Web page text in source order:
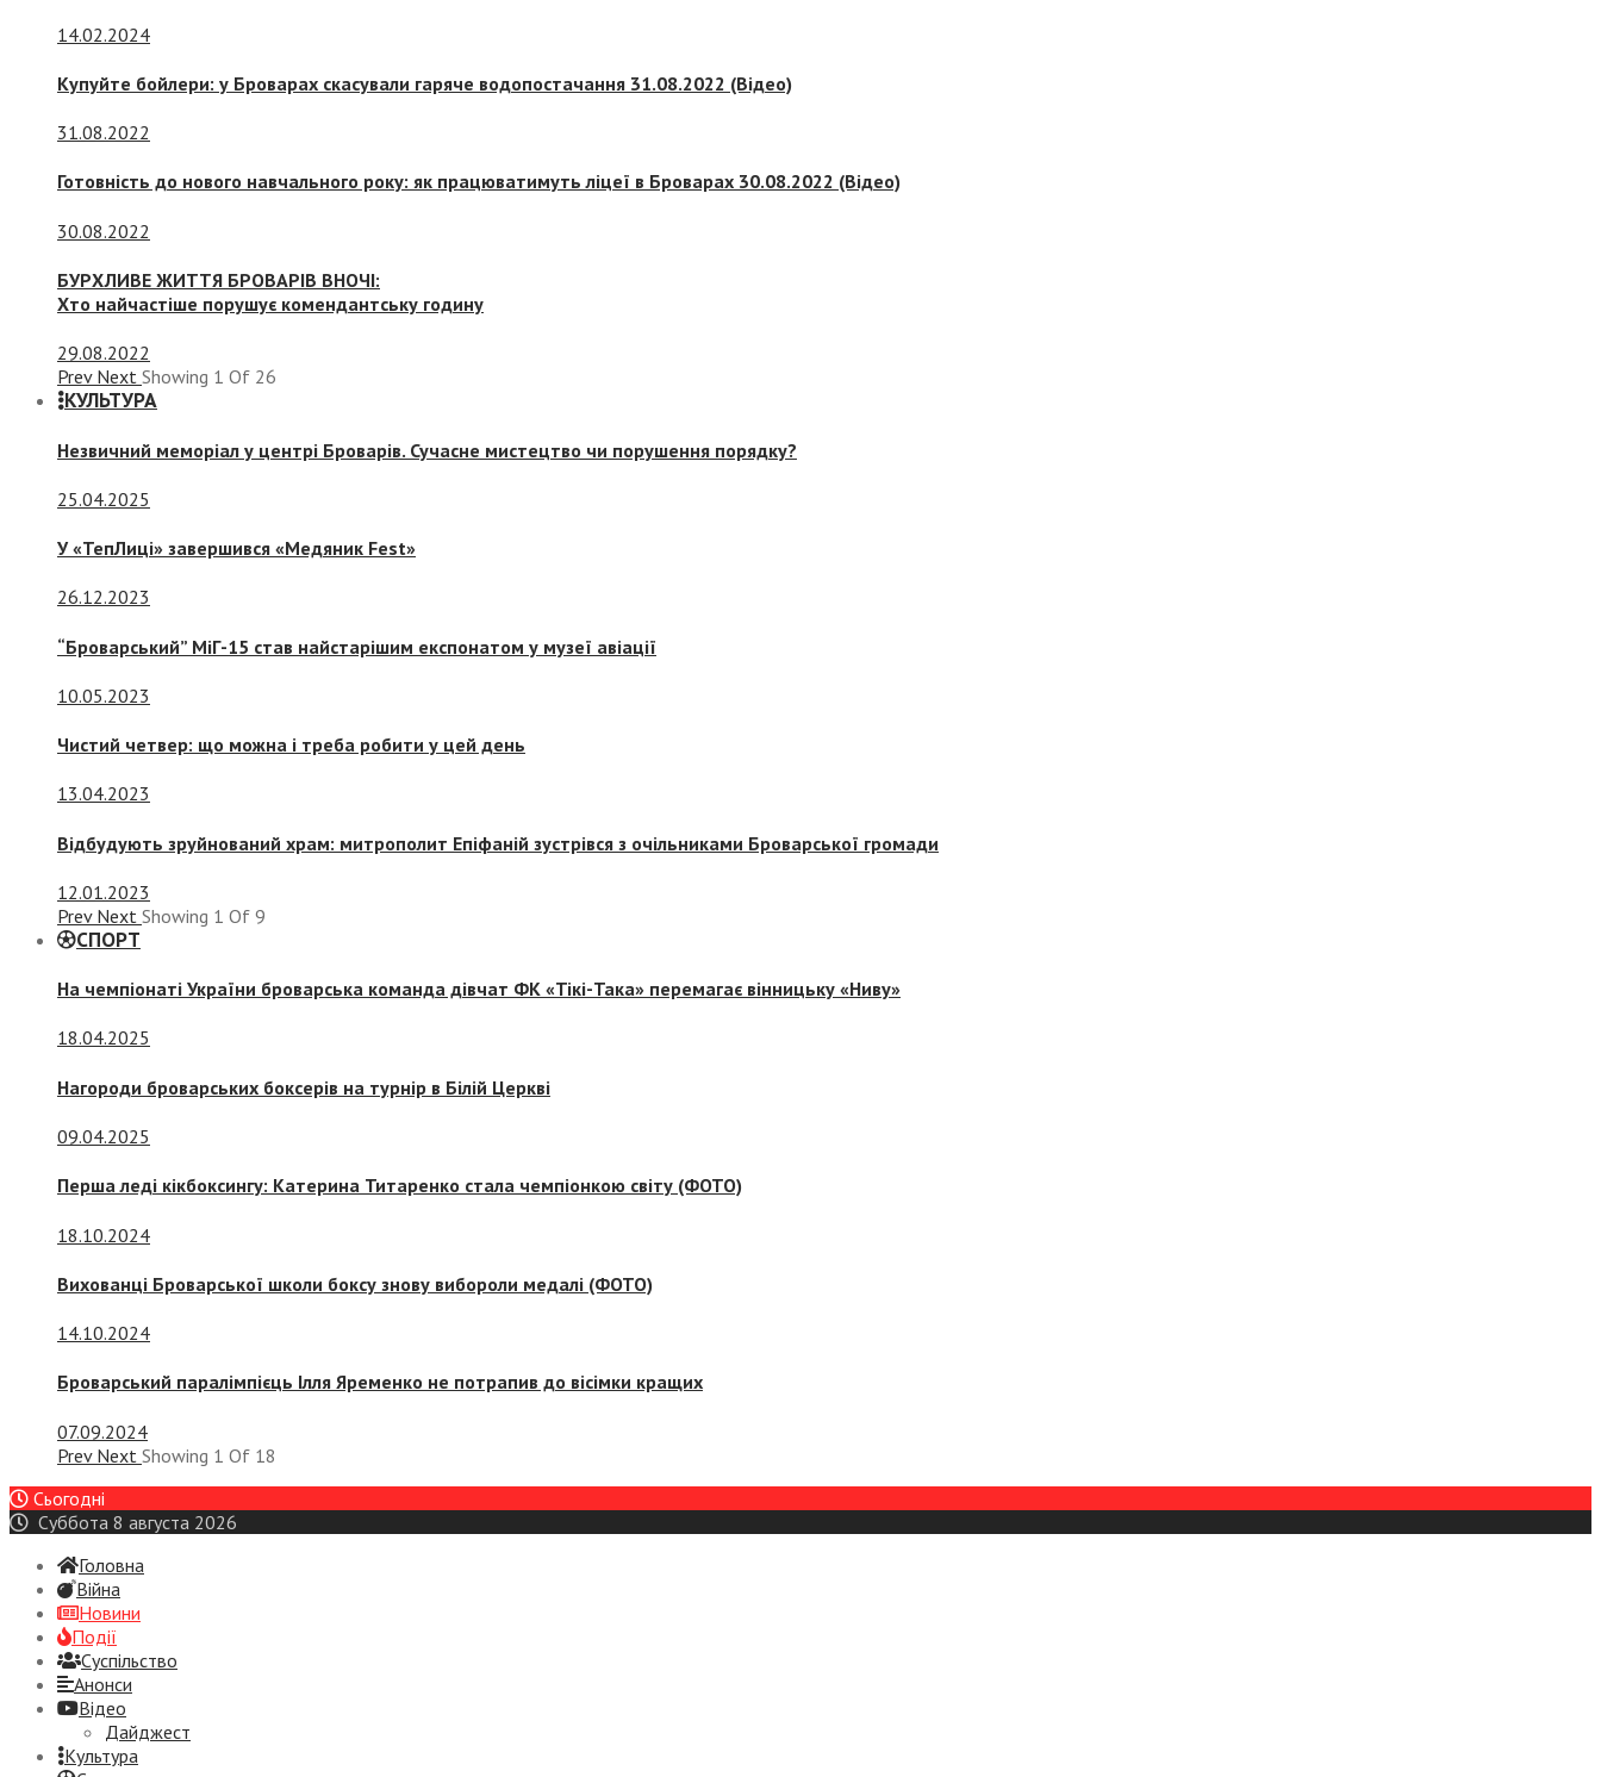
14.02.2024
Купуйте бойлери: у Броварах скасували гаряче водопостачання 31.08.2022 (Відео)
31.08.2022
Готовність до нового навчального року: як працюватимуть ліцеї в Броварах 30.08.2022 (Відео)
30.08.2022
БУРХЛИВЕ ЖИТТЯ БРОВАРІВ ВНОЧІ:
Хто найчастіше порушує комендантську годину
29.08.2022
Prev Next Showing 1 Of 26
КУЛЬТУРА
Незвичний меморіал у центрі Броварів. Сучасне мистецтво чи порушення порядку?
25.04.2025
У «ТепЛиці» завершився «Медяник Fest»
26.12.2023
“Броварський” МіГ-15 став найстарішим експонатом у музеї авіації
10.05.2023
Чистий четвер: що можна і треба робити у цей день
13.04.2023
Відбудують зруйнований храм: митрополит Епіфаній зустрівся з очільниками Броварської громади
12.01.2023
Prev Next Showing 1 Of 9
СПОРТ
На чемпіонаті України броварська команда дівчат ФК «Тікі-Така» перемагає вінницьку «Ниву»
18.04.2025
Нагороди броварських боксерів на турнір в Білій Церкві
09.04.2025
Перша леді кікбоксингу: Катерина Титаренко стала чемпіонкою світу (ФОТО)
18.10.2024
Вихованці Броварської школи боксу знову вибороли медалі (ФОТО)
14.10.2024
Броварський паралімпієць Ілля Яременко не потрапив до вісімки кращих
07.09.2024
Prev Next Showing 1 Of 18
Сьогодні
Суббота 8 августа 2026
Головна
Війна
Новини
Події
Суспiльство
Анонси
Відео
Дайджест
Культура